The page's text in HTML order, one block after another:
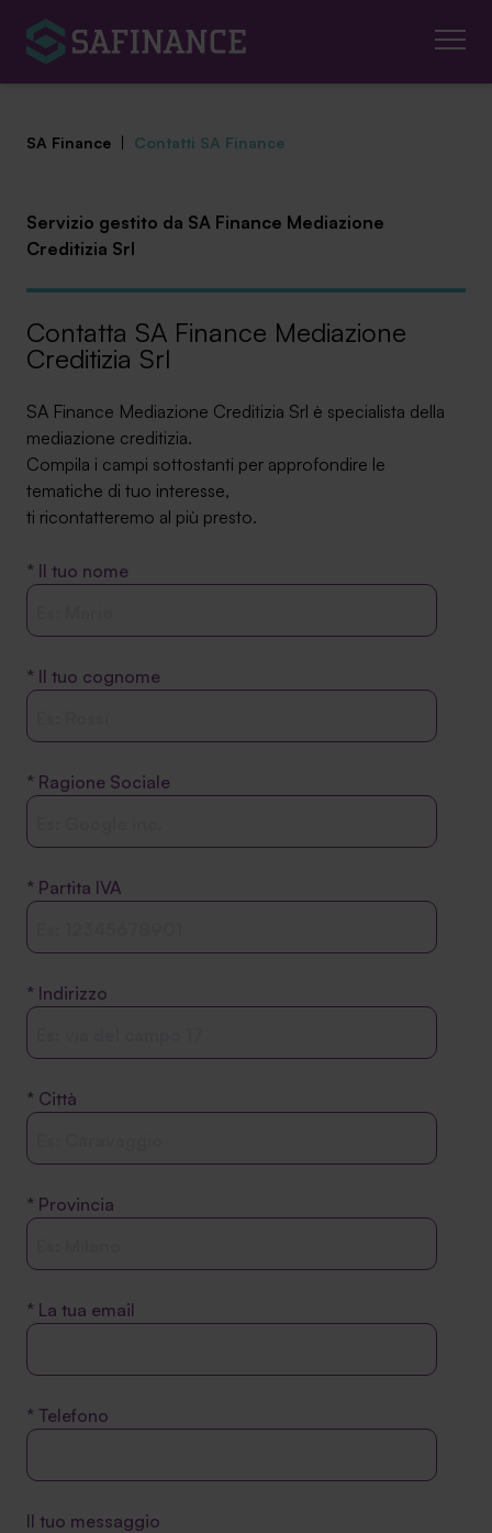
Mediazione Creditizia
Centro studi
News ed eventi
Chi siamo
Ambassador
Contatti
info@safinance.it
SA Finance Mediazione Creditizia Srl, società di mediazione creditizia iscritta
SA Finance | Contatti SA Finance
Servizio gestito da SA Finance Mediazione
Creditizia Srl
Contatta SA Finance Mediazione
Creditizia Srl
SA Finance Mediazione Creditizia Srl è specialista della
mediazione creditizia.
Compila i campi sottostanti per approfondire le
tematiche di tuo interesse,
ti ricontatteremo al più presto.
* Il tuo nome
* Il tuo cognome
* Ragione Sociale
* Partita IVA
* Indirizzo
* Città
* Provincia
* La tua email
* Telefono
Il tuo messaggio